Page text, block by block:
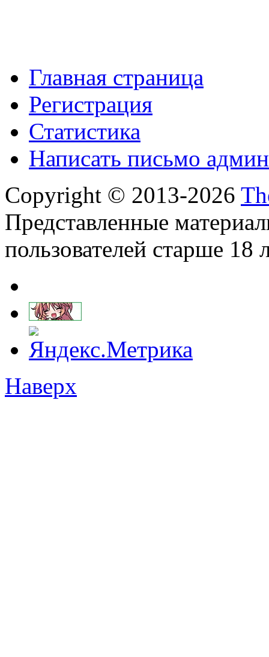
Главная страница
Регистрация
Статистика
Написать письмо
Copyright © 2013-2026
Представленные
пользователей старше 18
Наверх